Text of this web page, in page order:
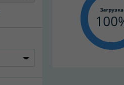
Загрузка
100